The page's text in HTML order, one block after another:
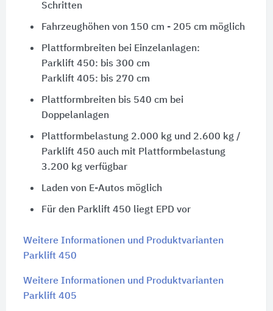
Schritten
Fahrzeughöhen von 150 cm - 205 cm möglich
Plattformbreiten bei Einzelanlagen:
Parklift 450: bis 300 cm
Parklift 405: bis 270 cm
Plattformbreiten bis 540 cm bei
Doppelanlagen
Plattformbelastung 2.000 kg und 2.600 kg /
Parklift 450 auch mit Plattformbelastung
3.200 kg verfügbar
Laden von E-Autos möglich
Für den Parklift 450 liegt EPD vor
Weitere Informationen und Produktvarianten
Parklift 450
Weitere Informationen und Produktvarianten
Parklift 405